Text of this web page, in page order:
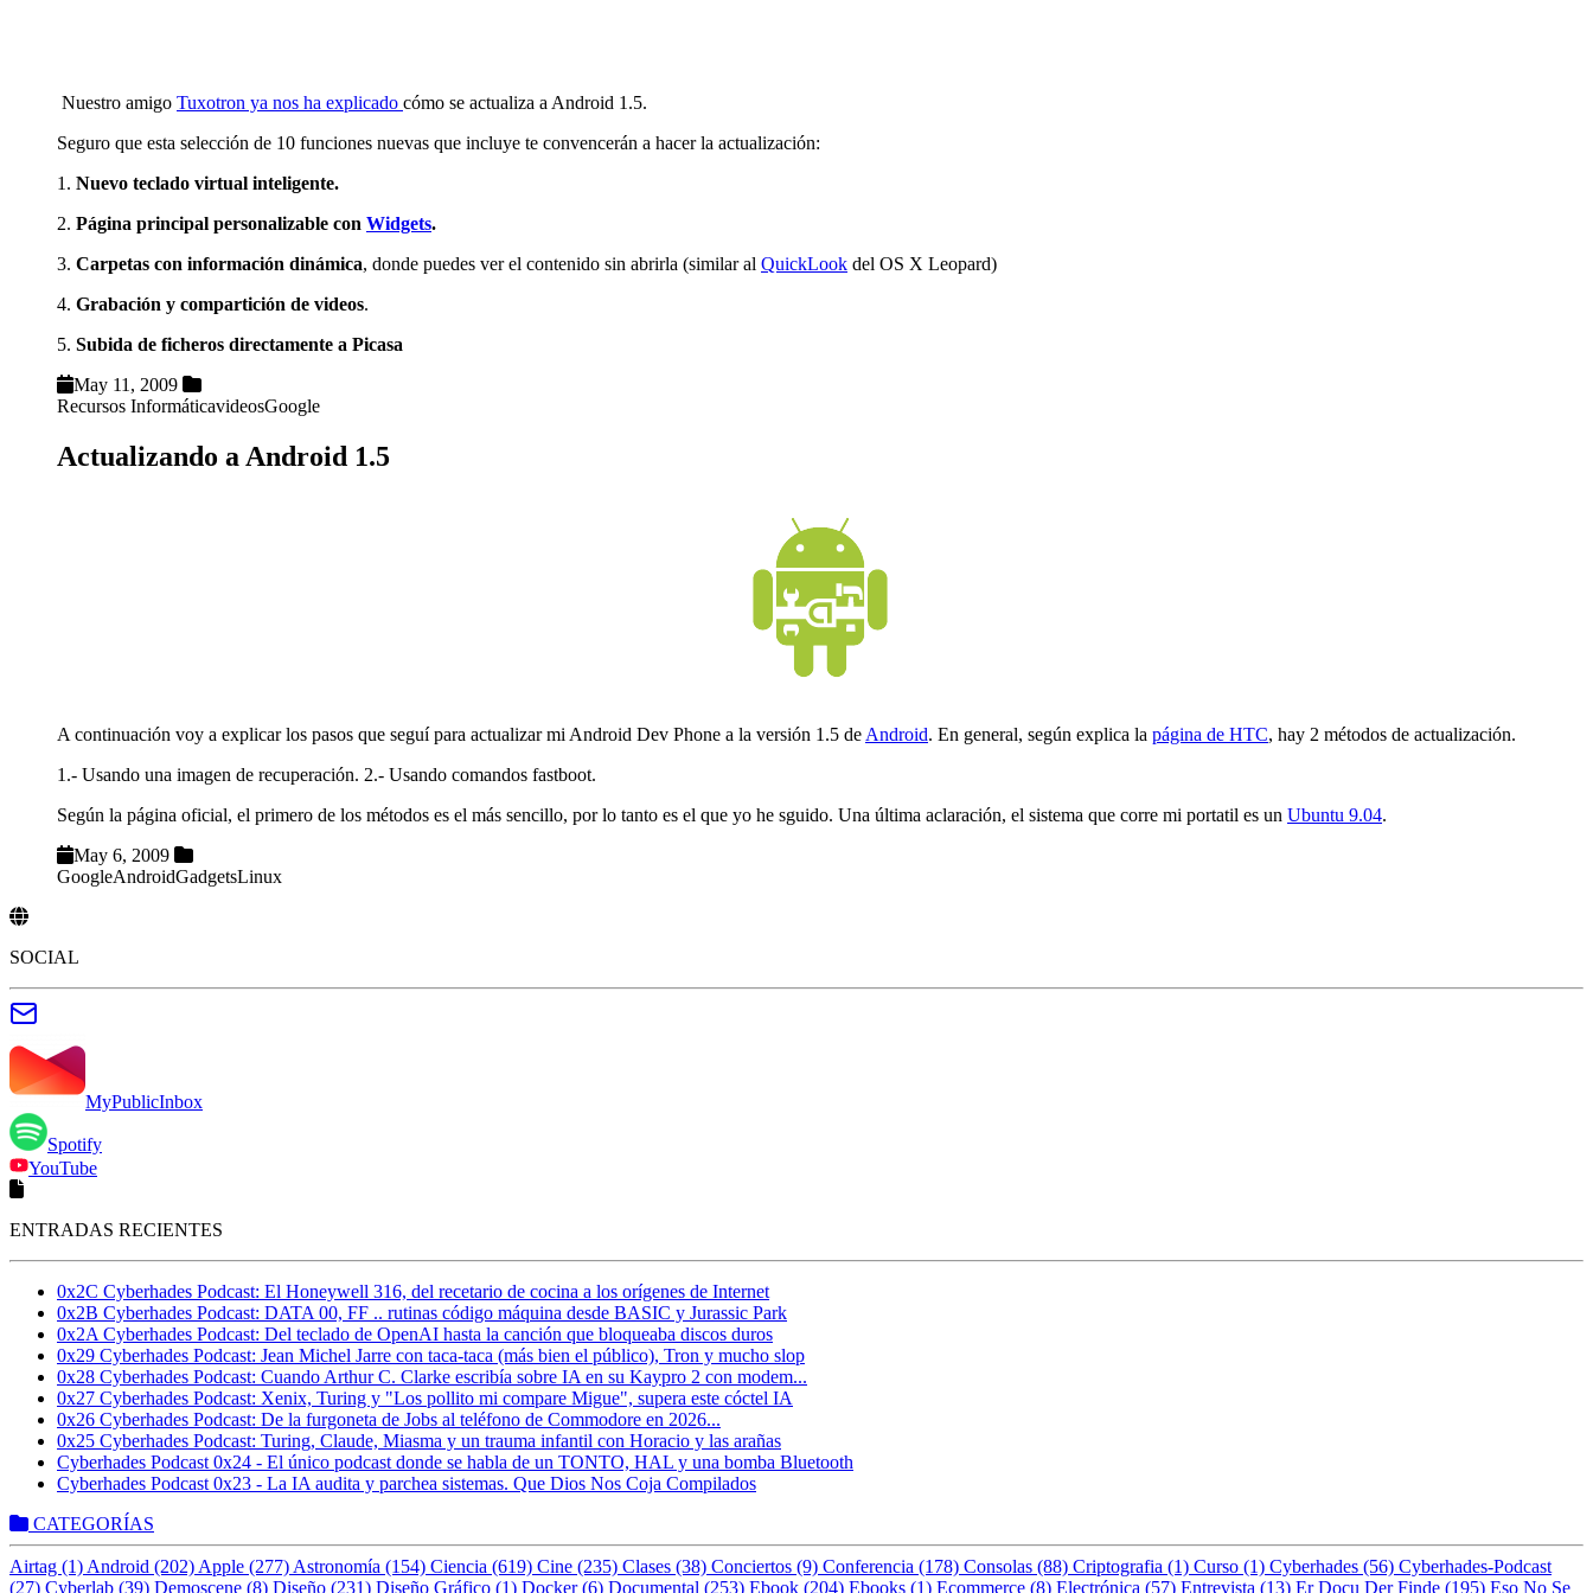
Nuestro amigo Tuxotron ya nos ha explicado cómo se actualiza a Android 1.5.
Seguro que esta selección de 10 funciones nuevas que incluye te convencerán a hacer la actualización:
1. Nuevo teclado virtual inteligente.
2. Página principal personalizable con Widgets.
3. Carpetas con información dinámica, donde puedes ver el contenido sin abrirla (similar al QuickLook del OS X Leopard)
4. Grabación y compartición de videos.
5. Subida de ficheros directamente a Picasa
May 11, 2009
Recursos InformáticavideosGoogle
Actualizando a Android 1.5
A continuación voy a explicar los pasos que seguí para actualizar mi Android Dev Phone a la versión 1.5 de Android. En general, según explica la página de HTC, hay 2 métodos de actualización.
1.- Usando una imagen de recuperación. 2.- Usando comandos fastboot.
Según la página oficial, el primero de los métodos es el más sencillo, por lo tanto es el que yo he sguido. Una última aclaración, el sistema que corre mi portatil es un Ubuntu 9.04.
May 6, 2009
GoogleAndroidGadgetsLinux
SOCIAL
MyPublicInbox
Spotify
YouTube
ENTRADAS RECIENTES
0x2C Cyberhades Podcast: El Honeywell 316, del recetario de cocina a los orígenes de Internet
0x2B Cyberhades Podcast: DATA 00, FF .. rutinas código máquina desde BASIC y Jurassic Park
0x2A Cyberhades Podcast: Del teclado de OpenAI hasta la canción que bloqueaba discos duros
0x29 Cyberhades Podcast: Jean Michel Jarre con taca-taca (más bien el público), Tron y mucho slop
0x28 Cyberhades Podcast: Cuando Arthur C. Clarke escribía sobre IA en su Kaypro 2 con modem...
0x27 Cyberhades Podcast: Xenix, Turing y "Los pollito mi compare Migue", supera este cóctel IA
0x26 Cyberhades Podcast: De la furgoneta de Jobs al teléfono de Commodore en 2026...
0x25 Cyberhades Podcast: Turing, Claude, Miasma y un trauma infantil con Horacio y las arañas
Cyberhades Podcast 0x24 - El único podcast donde se habla de un TONTO, HAL y una bomba Bluetooth
Cyberhades Podcast 0x23 - La IA audita y parchea sistemas. Que Dios Nos Coja Compilados
CATEGORÍAS
Airtag (1) Android (202) Apple (277) Astronomía (154) Ciencia (619) Cine (235) Clases (38) Conciertos (9) Conferencia (178) Consolas (88) Criptografia (1) Curso (1) Cyberhades (56) Cyberhades-Podcast
(27) Cyberlab (39) Demoscene (8) Diseño (231) Diseño Gráfico (1) Docker (6) Documental (253) Ebook (204) Ebooks (1) Ecommerce (8) Electrónica (57) Entrevista (13) Er Docu Der Finde (195) Eso No Se